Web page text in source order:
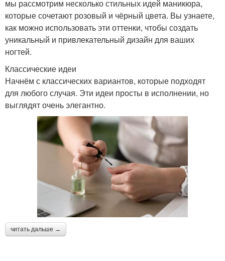
мы рассмотрим несколько стильных идей маникюра,
которые сочетают розовый и чёрный цвета. Вы узнаете,
как можно использовать эти оттенки, чтобы создать
уникальный и привлекательный дизайн для ваших
ногтей.
Классические идеи
Начнём с классических вариантов, которые подходят
для любого случая. Эти идеи просты в исполнении, но
выглядят очень элегантно.
читать дальше →